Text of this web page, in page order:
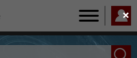
Main
navigation